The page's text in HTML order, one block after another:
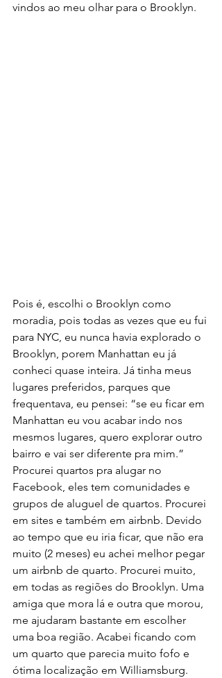
vindos ao meu olhar para o Brooklyn.
Pois é, escolhi o Brooklyn como
moradia, pois todas as vezes que eu fui
para NYC, eu nunca havia explorado o
Brooklyn, porem Manhattan eu já
conheci quase inteira. Já tinha meus
lugares preferidos, parques que
frequentava, eu pensei: “se eu ficar em
Manhattan eu vou acabar indo nos
mesmos lugares, quero explorar outro
bairro e vai ser diferente pra mim.”
Procurei quartos pra alugar no
Facebook, eles tem comunidades e
grupos de aluguel de quartos. Procurei
em sites e também em airbnb. Devido
ao tempo que eu iria ficar, que não era
muito (2 meses) eu achei melhor pegar
um airbnb de quarto. Procurei muito,
em todas as regiões do Brooklyn. Uma
amiga que mora lá e outra que morou,
me ajudaram bastante em escolher
uma boa região. Acabei ficando com
um quarto que parecia muito fofo e
ótima localização em Williamsburg.